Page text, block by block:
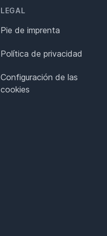
LEGAL
Pie de imprenta
Política de privacidad
Configuración de las
cookies